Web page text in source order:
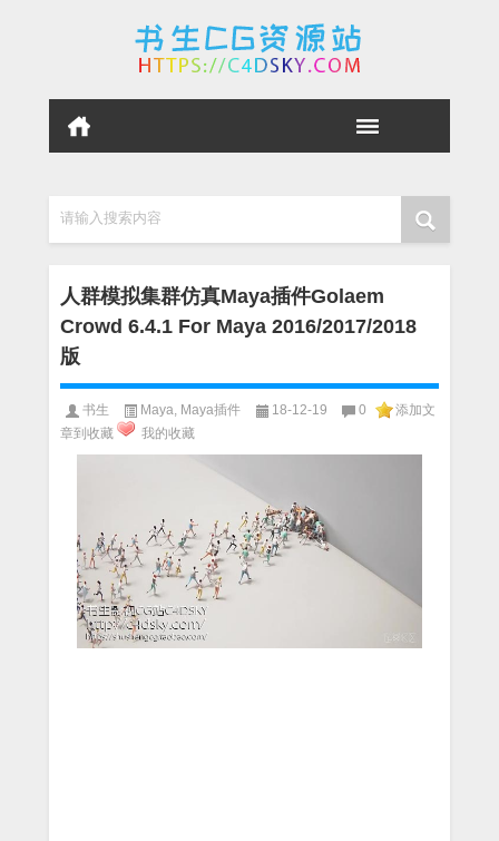
请输入搜索内容
人群模拟集群仿真Maya插件Golaem
Crowd 6.4.1 For Maya 2016/2017/2018
版
书生 Maya Maya插件 18-12-19 0
添加文
章到收藏
我的收藏